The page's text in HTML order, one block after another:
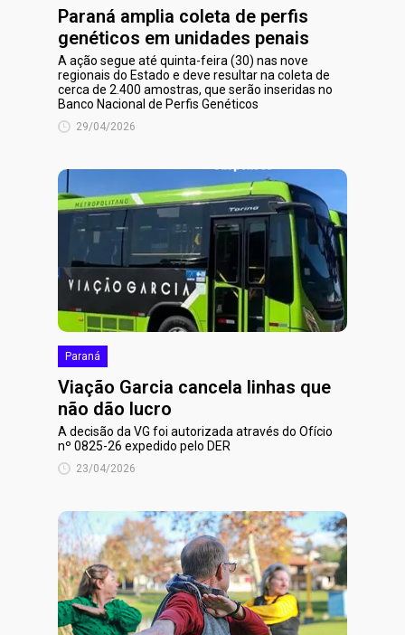
Paraná amplia coleta de perfis
genéticos em unidades penais
A ação segue até quinta-feira (30) nas nove
regionais do Estado e deve resultar na coleta de
cerca de 2.400 amostras, que serão inseridas no
Banco Nacional de Perfis Genéticos
29/04/2026
Paraná
Viação Garcia cancela linhas que
não dão lucro
A decisão da VG foi autorizada através do Ofício
nº 0825-26 expedido pelo DER
23/04/2026